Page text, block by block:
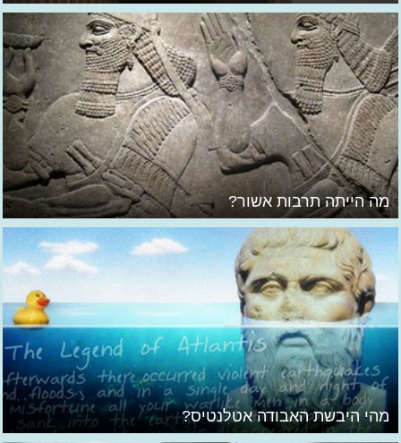
מה הייתה תרבות אשור?
מהי היבשת האבודה אטלנטיס?